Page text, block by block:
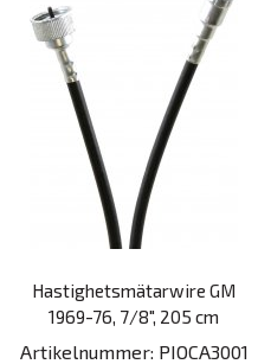
Hastighetsmätarwire GM
1969-76, 7/8", 205 cm
Artikelnummer: PIOCA3001